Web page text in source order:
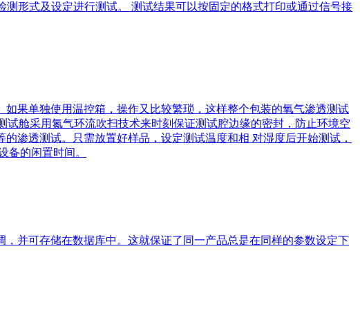
形式及设定进行测试。 测试结果可以按固定的格式打印或通过信号接
果单独使用温控箱，操作又比较繁琐，这样整个包装的氧气渗透测试
舱采用氮气环流吹扫技术来时刻保证测试腔边缘的密封，防止环境空
渗透测试。只需放置好样品，设定测试温度和相 对湿度后开始测试，
备的闲置时间。
并可存储在数据库中。这就保证了同一产品总是在同样的参数设定下